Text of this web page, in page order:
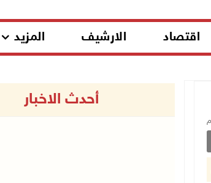
اقتصاد الارشيف المزيد
أحدث الاخبار